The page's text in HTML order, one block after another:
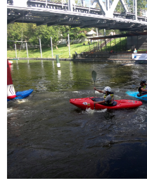
PEAK
ЗА ПОЛЯРНЫМ КРУГОМ
TREK
BASK kids
CITY
BASK juno
ИДЁМ В ПОХОД
Дневник капитана
Каталог дилеров
Компания
Баск сегодня
История
Отцы основатели
Производство
Баск в вашем городе
Контроль качества